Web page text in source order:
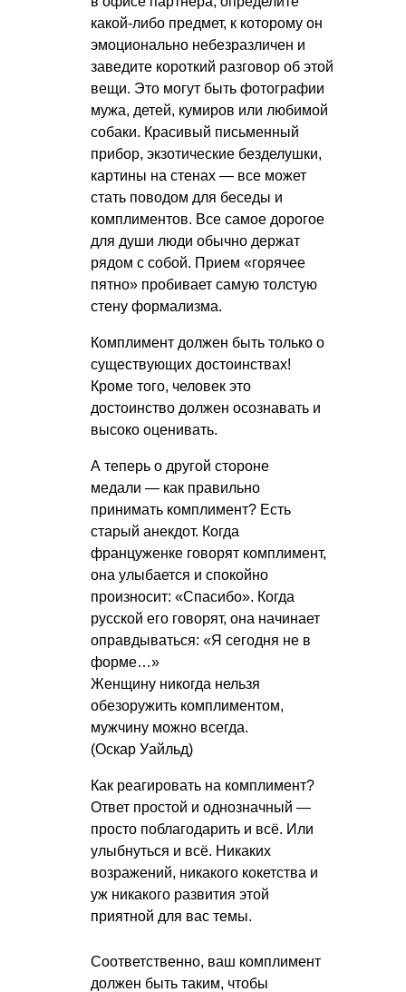
какой-либо предмет, к которому он
эмоционально небезразличен и
заведите короткий разговор об этой
вещи. Это могут быть фотографии
мужа, детей, кумиров или любимой
собаки. Красивый письменный
прибор, экзотические безделушки,
картины на стенах — все может
стать поводом для беседы и
комплиментов. Все самое дорогое
для души люди обычно держат
рядом с собой. Прием «горячее
пятно» пробивает самую толстую
стену формализма.
Комплимент должен быть только о
существующих достоинствах!
Кроме того, человек это
достоинство должен осознавать и
высоко оценивать.
А теперь о другой стороне
медали — как правильно
принимать комплимент? Есть
старый анекдот. Когда
француженке говорят комплимент,
она улыбается и спокойно
произносит: «Спасибо». Когда
русской его говорят, она начинает
оправдываться: «Я сегодня не в
форме…»
Женщину никогда нельзя
обезоружить комплиментом,
мужчину можно всегда.
(Оскар Уайльд)
Как реагировать на комплимент?
Ответ простой и однозначный —
просто поблагодарить и всё. Или
улыбнуться и всё. Никаких
возражений, никакого кокетства и
уж никакого развития этой
приятной для вас темы.
Соответственно, ваш комплимент
должен быть таким, чтобы